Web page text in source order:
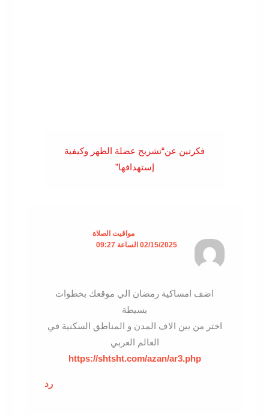
فكرتين عن“تشريح عضلة الظهر وكيفية
إستهدافها”
مواقيت الصلاة
02/15/2025 الساعة 09:27
اضف امساكية رمضان الي موقعك بخطوات
بسيطة
اختر من بين الاف المدن و المناطق السكنية في
العالم العربي
https://shtsht.com/azan/ar3.php
رد